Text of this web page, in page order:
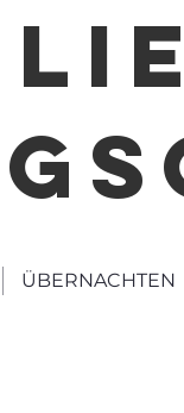
ÜBERNACHTEN